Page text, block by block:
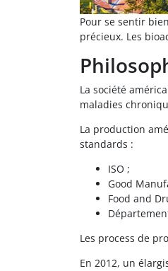
Pour se sentir
précieux. Les
La société
maladies
La production
standards :
ISO ;
Good
Food and
Les process de
En 2012, un